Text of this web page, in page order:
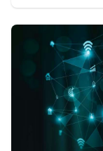
entre
planification
gestion plus